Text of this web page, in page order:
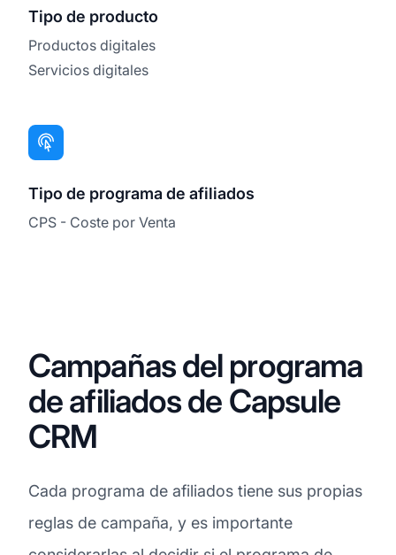
Tipo de producto
Productos digitales
Servicios digitales
Tipo de programa de afiliados
CPS - Coste por Venta
Campañas del programa
de afiliados de Capsule
CRM
Cada programa de afiliados tiene sus propias
reglas de campaña, y es importante